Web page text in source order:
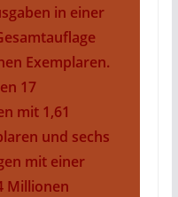
in einer
Exemplaren.
17
mit 1,61
und sechs
mit einer
Millionen